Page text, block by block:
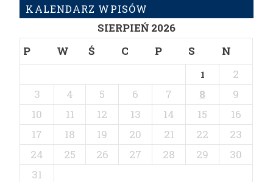
KALENDARZ WPISÓW
SIERPIEŃ 2026
P
W Ś C P S N
1
2
3
4 5 6 7 8
9
10
11 12 13 14 15
16
17
18 19 20 21 22
23
24
25 26 27 28 29
30
31